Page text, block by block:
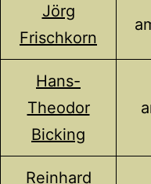
Jörg
Frischkorn
Hans-
Theodor
Bicking
Reinhard